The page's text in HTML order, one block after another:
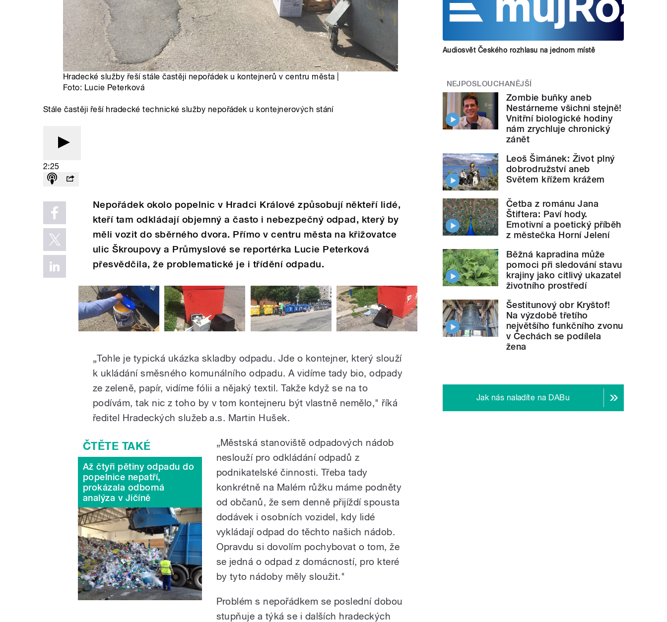
Hradecké služby řeší stále častěji nepořádek u kontejnerů v centru města |
Foto: Lucie Peterková
Stále častěji řeší hradecké technické služby nepořádek u kontejnerových stání
2:25
Nepořádek okolo popelnic v Hradci Králové způsobují někteří lidé,
kteří tam odkládají objemný a často i nebezpečný odpad, který by
měli vozit do sběrného dvora. Přímo v centru města na křižovatce
ulic Škroupovy a Průmyslové se reportérka Lucie Peterková
přesvědčila, že problematické je i třídění odpadu.
„Tohle je typická ukázka skladby odpadu. Jde o kontejner, který slouží
k ukládání směsného komunálního odpadu. A vidíme tady bio, odpady
ze zeleně, papír, vidíme fólii a nějaký textil. Takže když se na to
podívám, tak nic z toho by v tom kontejneru být vlastně nemělo," říká
ředitel Hradeckých služeb a.s. Martin Hušek.
Až čtyři pětiny odpadu do
popelnice nepatří,
prokázala odborná
analýza v Jičíně
„Městská stanoviště odpadových nádob
neslouží pro odkládání odpadů z
podnikatelské činnosti. Třeba tady
konkrétně na Malém růžku máme podněty
od občanů, že sem denně přijíždí spousta
dodávek i osobních vozidel, kdy lidé
vykládají odpad do těchto našich nádob.
Opravdu si dovolím pochybovat o tom, že
se jedná o odpad z domácností, pro které
by tyto nádoby měly sloužit."
Problém s nepořádkem se poslední dobou
stupňuje a týká se i dalších hradeckých
Audiosvět Českého rozhlasu na jednom místě
NEJPOSLOUCHANĚJŠÍ
Zombie buňky aneb
Nestárneme všichni stejně!
Vnitřní biologické hodiny
nám zrychluje chronický
zánět
Leoš Šimánek: Život plný
dobrodružství aneb
Světem křížem krážem
Četba z románu Jana
Štiftera: Paví hody.
Emotivní a poetický příběh
z městečka Horní Jelení
Běžná kapradina může
pomoci při sledování stavu
krajiny jako citlivý ukazatel
životního prostředí
Šestitunový obr Kryštof!
Na výzdobě třetího
největšího funkčního zvonu
v Čechách se podílela
žena
Jak nás naladíte na DABu